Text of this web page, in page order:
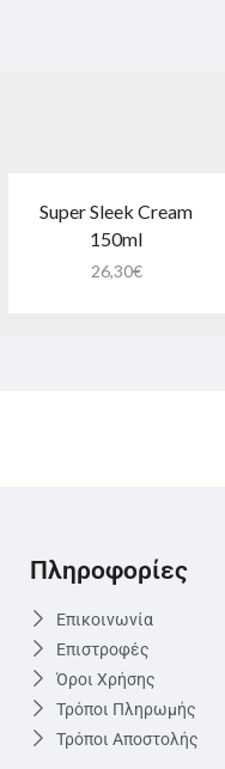
Super Sleek Cream
150ml
26,30€
Πληροφορίες
Επικοινωνία
Επιστροφές
Όροι Χρήσης
Τρόποι Πληρωμής
Τρόποι Αποστολής